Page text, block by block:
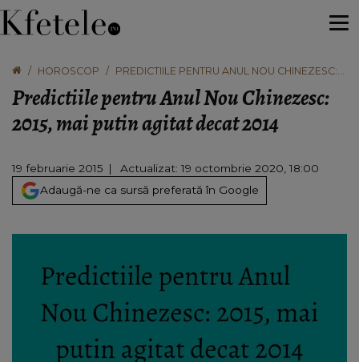
HOROSCOP
PREDICTIILE PENTRU ANUL NOU CHINEZESC:
Predictiile pentru Anul Nou Chinezesc:
2015, mai putin agitat decat 2014
19 februarie 2015
Actualizat: 19 octombrie 2020, 18:00
Adaugă-ne ca sursă preferată în Google